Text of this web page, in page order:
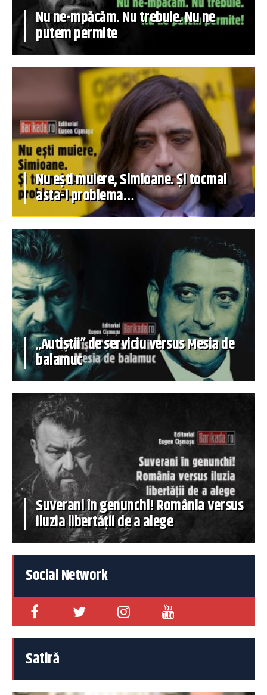
Nu ne-mpăcăm. Nu trebuie. Nu ne
putem permite
Nu ești muiere, Simioane. Și tocmai
asta-i problema…
„Autiștii” de serviciu versus Mesia de
balamuc
Suverani în genunchi! România versus
iluzia libertății de a alege
Social Network
Satiră